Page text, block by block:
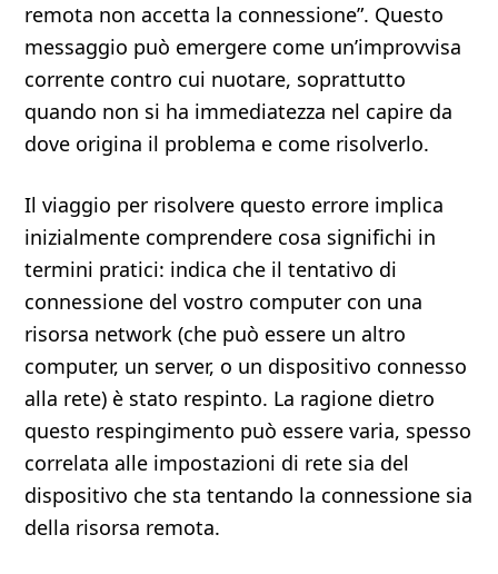
remota non accetta la connessione”. Questo
messaggio può emergere come un’improvvisa
corrente contro cui nuotare, soprattutto
quando non si ha immediatezza nel capire da
dove origina il problema e come risolverlo.
Il viaggio per risolvere questo errore implica
inizialmente comprendere cosa significhi in
termini pratici: indica che il tentativo di
connessione del vostro computer con una
risorsa network (che può essere un altro
computer, un server, o un dispositivo connesso
alla rete) è stato respinto. La ragione dietro
questo respingimento può essere varia, spesso
correlata alle impostazioni di rete sia del
dispositivo che sta tentando la connessione sia
della risorsa remota.